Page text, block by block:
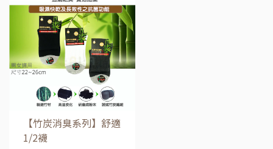
【竹炭消臭系列】舒適
1/2襪